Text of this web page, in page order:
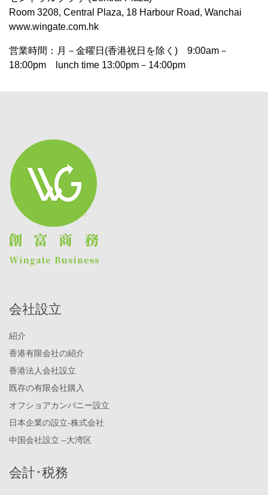
Room 3208, Central Plaza, 18 Harbour Road, Wanchai
www.wingate.com.hk
営業時間：月－金曜日(香港祝日を除く) 9:00am－
18:00pm lunch time 13:00pm－14:00pm
会社設立
紹介
香港有限会社の紹介
香港法人会社設立
既存の有限会社購入
オフショアカンパニー設立
日本企業の設立-株式会社
中国会社設立 –大湾区
会計･税務